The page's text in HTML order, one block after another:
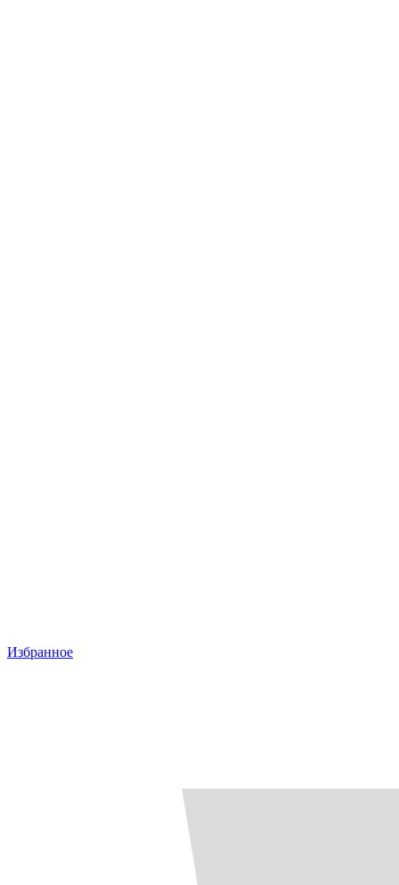
Избранное